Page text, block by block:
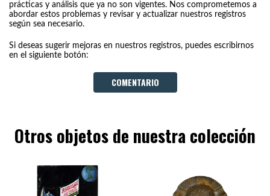
prácticas y análisis que ya no son vigentes. Nos comprometemos a
abordar estos problemas y revisar y actualizar nuestros registros
según sea necesario.
Si deseas sugerir mejoras en nuestros registros, puedes escribirnos
en el siguiente botón:
COMENTARIO
Otros objetos de nuestra colección